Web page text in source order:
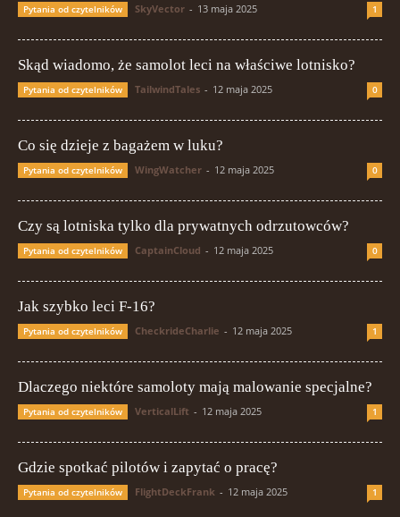
Pytania od czytelników SkyVector - 13 maja 2025 1
Skąd wiadomo, że samolot leci na właściwe lotnisko?
Pytania od czytelników TailwindTales - 12 maja 2025 0
Co się dzieje z bagażem w luku?
Pytania od czytelników WingWatcher - 12 maja 2025 0
Czy są lotniska tylko dla prywatnych odrzutowców?
Pytania od czytelników CaptainCloud - 12 maja 2025 0
Jak szybko leci F-16?
Pytania od czytelników CheckrideCharlie - 12 maja 2025 1
Dlaczego niektóre samoloty mają malowanie specjalne?
Pytania od czytelników VerticalLift - 12 maja 2025 1
Gdzie spotkać pilotów i zapytać o pracę?
Pytania od czytelników FlightDeckFrank - 12 maja 2025 1